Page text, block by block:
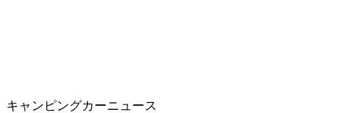
キャンピングカーニュース